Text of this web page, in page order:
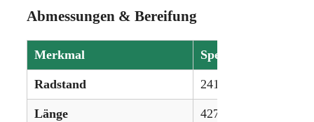
Abmessungen & Bereifung
Merkmal Spezifikation
Radstand 241 cm
Länge 427 cm